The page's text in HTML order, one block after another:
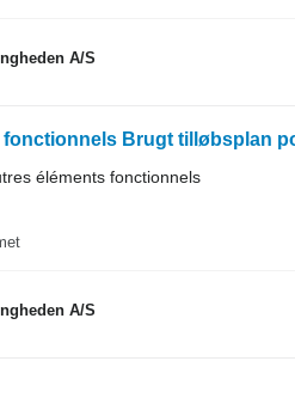
A/S
Brugt tilløbsplan
éléments fonctionnels
A/S